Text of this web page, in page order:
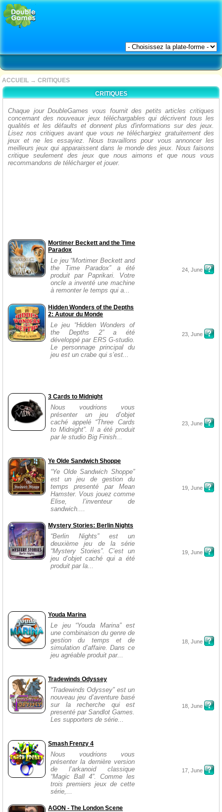
ACCUEIL → CRITIQUES
CRITIQUES
Chaque jour DoubleGames vous fournit des petits articles critiques
concernant des nouveaux jeux téléchargables qui décrivent tous les
qualités et les défaults et donnent plus d'informations sur des jeux.
Lisez nos critiques avant que vous ne téléchargiez gratuitement des
jeux et ne les essayiez. Nous travaillons pour vous annoncer les
meilleurs jeux qui apparaissent dans le monde des jeux. Nous faisons
critique seulement des jeux que nous aimons et que nous vous
recommandons de télécharger et jouer.
Mortimer Beckett and the Time
Paradox
Le jeu “Mortimer Beckett and
the Time Paradox” a été
produit par Paprikari. Votre
oncle a inventé une machine
à remonter le temps qui a...
24, June
Hidden Wonders of the Depths
2: Autour du Monde
Le jeu “Hidden Wonders of
the Depths 2” a été
développé par ERS G-studio.
Le personnage principal du
jeu est un crabe qui s’est...
23, June
3 Cards to Midnight
Nous voudrions vous
présenter un jeu d’objet
caché appelé “Three Cards
to Midnight”. Il a été produit
par le studio Big Finish...
23, June
Ye Olde Sandwich Shoppe
“Ye Olde Sandwich Shoppe”
est un jeu de gestion du
temps presenté par Mean
Hamster. Vous jouez comme
Elise, l’inventeur de
sandwich....
19, June
Mystery Stories: Berlin Nights
“Berlin Nights” est un
deuxième jeu de la série
“Mystery Stories”. C’est un
jeu d’objet caché qui a été
produit par la...
19, June
Youda Marina
Le jeu “Youda Marina” est
une combinaison du genre de
gestion du temps et de
simulation d’affaire. Dans ce
jeu agréable produit par...
18, June
Tradewinds Odyssey
“Tradewinds Odyssey” est un
nouveau jeu d’aventure basé
sur la recherche qui est
presenté par Sandlot Games.
Les supporters de série...
18, June
Smash Frenzy 4
Nous voudrions vous
présenter la dernière version
de l’arkanoid classique
“Magic Ball 4”. Comme les
trois premiers jeux de cette
série,...
17, June
AGON - The London Scene